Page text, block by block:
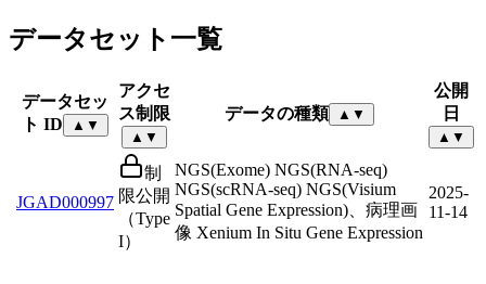
データセット一覧
データセッ
ト ID
▲ ▼
アクセ
ス制限
▲ ▼
データの種類 ▲ ▼
公開
日
▲ ▼
JGAD000997
制
限公開
（Type
I）
NGS(Exome) NGS(RNA-seq)
NGS(scRNA-seq) NGS(Visium
Spatial Gene Expression)、病理画
像 Xenium In Situ Gene Expression
2025-
11-14